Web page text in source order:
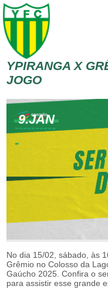
YPIRANGA X
JOGO
9.JAN
No dia 15/02, sábado, às
Grêmio no Colosso da
Gaúcho 2025. Confira o
para assistir esse grande